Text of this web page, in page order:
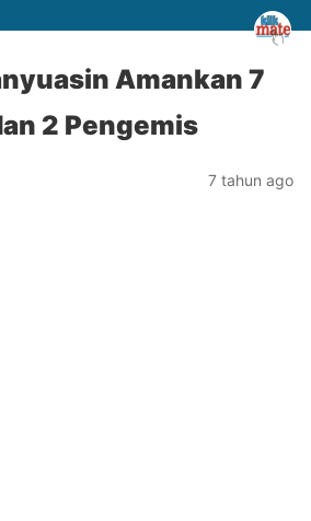
Amankan 7
2 Pengemis
7 tahun ago